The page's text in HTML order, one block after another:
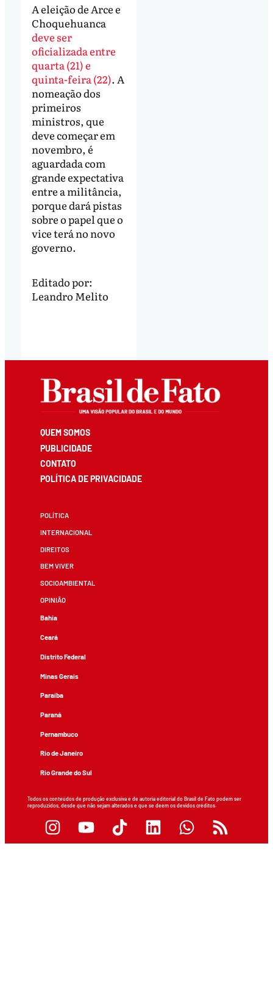
A eleição de Arce e
Choquehuanca
deve ser
oficializada entre
quarta (21) e
quinta-feira (22). A
nomeação dos
primeiros
ministros, que
deve começar em
novembro, é
aguardada com
grande expectativa
entre a militância,
porque dará pistas
sobre o papel que o
vice terá no novo
governo.
Editado por:
Leandro Melito
QUEM SOMOS
PUBLICIDADE
CONTATO
POLÍTICA DE PRIVACIDADE
POLÍTICA
INTERNACIONAL
DIREITOS
BEM VIVER
SOCIOAMBIENTAL
OPINIÃO
Bahia
Ceará
Distrito Federal
Minas Gerais
Paraíba
Paraná
Pernambuco
Rio de Janeiro
Rio Grande do Sul
Todos os conteúdos de produção exclusiva e de autoria editorial do Brasil de Fato podem ser
reproduzidos, desde que não sejam alterados e que se deem os devidos créditos.